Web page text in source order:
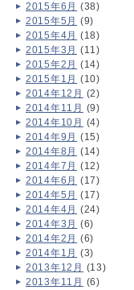
2015年6月 (38)
2015年5月 (9)
2015年4月 (18)
2015年3月 (11)
2015年2月 (14)
2015年1月 (10)
2014年12月 (2)
2014年11月 (9)
2014年10月 (4)
2014年9月 (15)
2014年8月 (14)
2014年7月 (12)
2014年6月 (17)
2014年5月 (17)
2014年4月 (24)
2014年3月 (6)
2014年2月 (6)
2014年1月 (3)
2013年12月 (13)
2013年11月 (6)